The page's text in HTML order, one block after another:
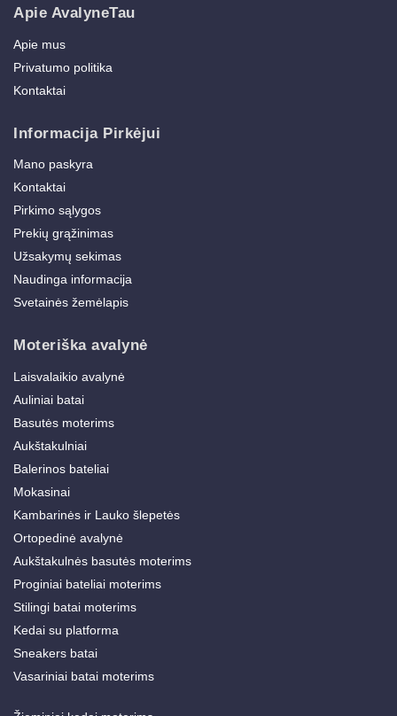
Apie AvalyneTau
Apie mus
Privatumo politika
Kontaktai
Informacija Pirkėjui
Mano paskyra
Kontaktai
Pirkimo sąlygos
Prekių grąžinimas
Užsakymų sekimas
Naudinga informacija
Svetainės žemėlapis
Moteriška avalynė
Laisvalaikio avalynė
Auliniai batai
Basutės moterims
Aukštakulniai
Balerinos bateliai
Mokasinai
Kambarinės ir Lauko šlepetės
Ortopedinė avalynė
Aukštakulnės basutės moterims
Proginiai bateliai moterims
Stilingi batai moterims
Kedai su platforma
Sneakers batai
Vasariniai batai moterims